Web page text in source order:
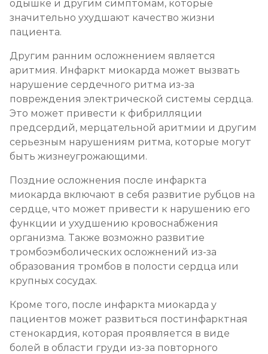
одышке и другим симптомам, которые
значительно ухудшают качество жизни
пациента.
Другим ранним осложнением является
аритмия. Инфаркт миокарда может вызвать
нарушение сердечного ритма из-за
повреждения электрической системы сердца.
Это может привести к фибрилляции
предсердий, мерцательной аритмии и другим
серьезным нарушениям ритма, которые могут
быть жизнеугрожающими.
Поздние осложнения после инфаркта
миокарда включают в себя развитие рубцов на
сердце, что может привести к нарушению его
функции и ухудшению кровоснабжения
организма. Также возможно развитие
тромбоэмболических осложнений из-за
образования тромбов в полости сердца или
крупных сосудах.
Кроме того, после инфаркта миокарда у
пациентов может развиться постинфарктная
стенокардия, которая проявляется в виде
болей в области груди из-за повторного